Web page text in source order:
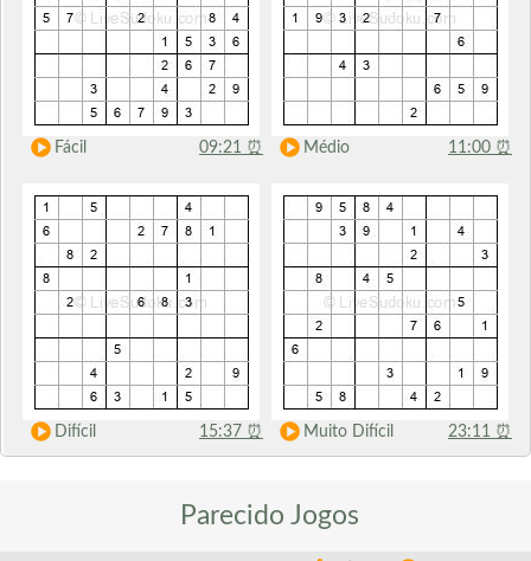
Fácil 09:21 ⏰ Médio 11:00 ⏰
Difícil 15:37 ⏰ Muito Difícil 23:11 ⏰
Parecido Jogos